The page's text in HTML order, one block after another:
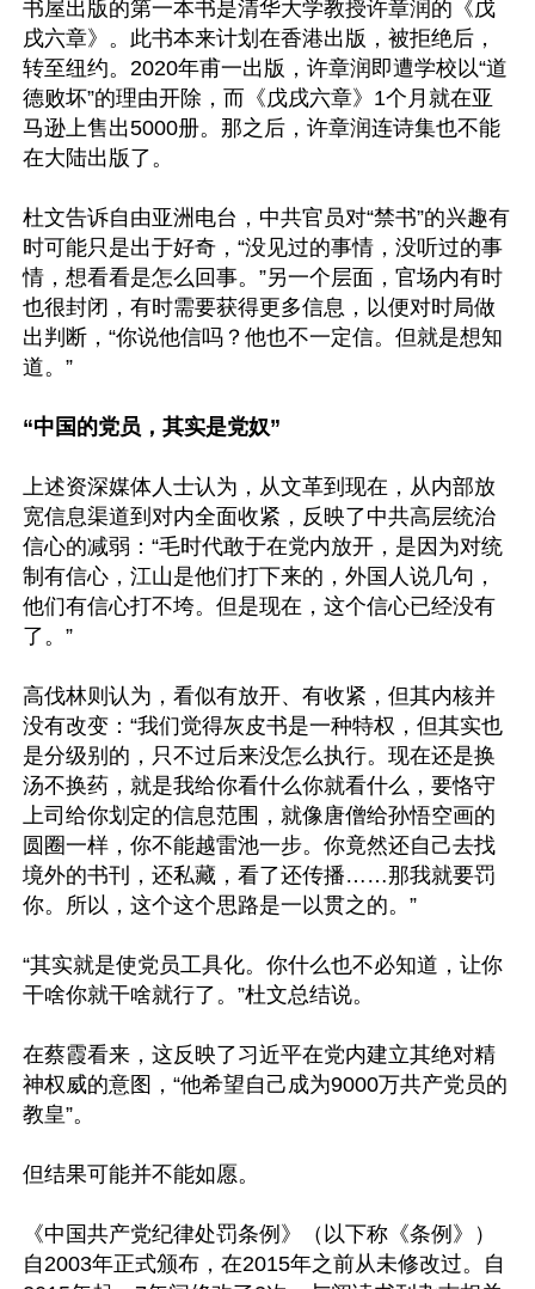
书屋出版的第一本书是清华大学教授许章润的《戊
戌六章》。此书本来计划在香港出版，被拒绝后，
转至纽约。2020年甫一出版，许章润即遭学校以“道
德败坏”的理由开除，而《戊戌六章》1个月就在亚
马逊上售出5000册。那之后，许章润连诗集也不能
在大陆出版了。
杜文告诉自由亚洲电台，中共官员对“禁书”的兴趣有
时可能只是出于好奇，“没见过的事情，没听过的事
情，想看看是怎么回事。”另一个层面，官场内有时
也很封闭，有时需要获得更多信息，以便对时局做
出判断，“你说他信吗？他也不一定信。但就是想知
道。”
“中国的党员，其实是党奴”
上述资深媒体人士认为，从文革到现在，从内部放
宽信息渠道到对内全面收紧，反映了中共高层统治
信心的减弱：“毛时代敢于在党内放开，是因为对统
制有信心，江山是他们打下来的，外国人说几句，
他们有信心打不垮。但是现在，这个信心已经没有
了。”
高伐林则认为，看似有放开、有收紧，但其内核并
没有改变：“我们觉得灰皮书是一种特权，但其实也
是分级别的，只不过后来没怎么执行。现在还是换
汤不换药，就是我给你看什么你就看什么，要恪守
上司给你划定的信息范围，就像唐僧给孙悟空画的
圆圈一样，你不能越雷池一步。你竟然还自己去找
境外的书刊，还私藏，看了还传播……那我就要罚
你。所以，这个这个思路是一以贯之的。”
“其实就是使党员工具化。你什么也不必知道，让你
干啥你就干啥就行了。”杜文总结说。
在蔡霞看来，这反映了习近平在党内建立其绝对精
神权威的意图，“他希望自己成为9000万共产党员的
教皇”。
但结果可能并不能如愿。
《中国共产党纪律处罚条例》（以下称《条例》）
自2003年正式颁布，在2015年之前从未修改过。自